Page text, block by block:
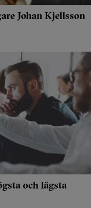
Johan Kjellsson
och lägsta